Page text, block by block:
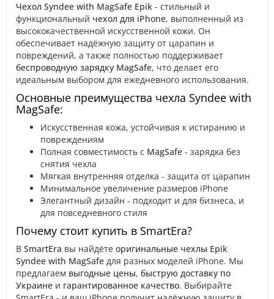
Чехол Syndee with MagSafe Epik - стильный и
функциональный чехол для iPhone, выполненный из
высококачественной искусственной кожи. Он
обеспечивает надёжную защиту от царапин и
повреждений, а также полностью поддерживает
беспроводную зарядку MagSafe, что делает его
идеальным выбором для ежедневного использования.
Основные преимущества чехла Syndee with
MagSafe:
Искусственная кожа, устойчивая к истиранию и
повреждениям
Полная совместимость с MagSafe - зарядка без
снятия чехла
Мягкая внутренняя отделка - защита от царапин
Минимальное увеличение размеров iPhone
Элегантный дизайн - подходит и для бизнеса, и
для повседневного стиля
Почему стоит купить в SmartEra?
В SmartEra вы найдёте оригинальные чехлы Epik
Syndee with MagSafe для разных моделей iPhone. Мы
предлагаем выгодные цены, быструю доставку по
Украине и гарантированное качество. Выбирайте